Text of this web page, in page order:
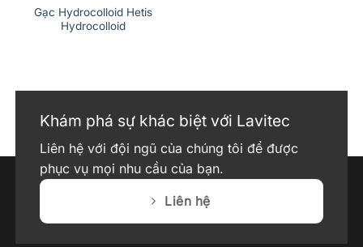
Gạc Hydrocolloid Hetis
Hydrocolloid
Khám phá sự khác biệt với Lavitec
Liên hệ với đội ngũ của chúng tôi để được
phục vụ mọi nhu cầu của bạn.
Liên hệ